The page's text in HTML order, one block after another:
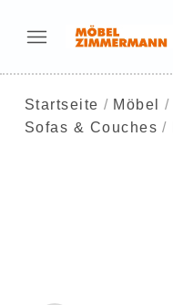
Startseite Möbel
Sofas & Couches